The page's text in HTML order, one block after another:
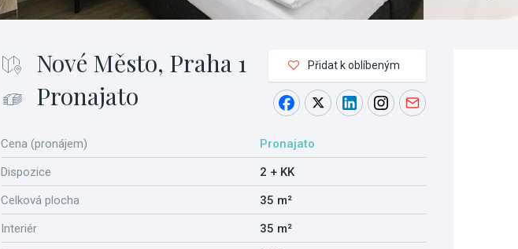
Nové Město, Praha 1
Pronajato
Přidat k oblíbeným
Cena (pronájem)
Pronajato
Dispozice
2 + KK
Celková plocha
35 m²
Interiér
35 m²